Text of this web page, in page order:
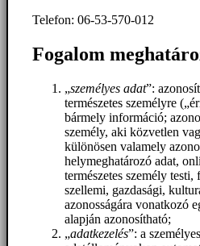
Telefon: 06-53-570-012
Fogalom
„személyes adat”:
természetes személyre
bármely információ;
személy, aki közvetlen
különösen valamely
helymeghatározó adat,
természetes személy
szellemi, gazdasági,
azonosságára vonatkozó
alapján azonosítható;
„adatkezelés”: a